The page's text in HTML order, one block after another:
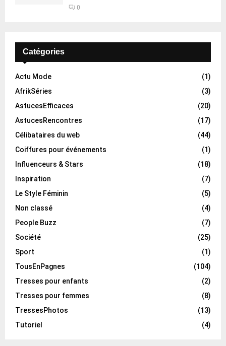
0
Catégories
Actu Mode
(1)
AfrikSéries
(3)
AstucesEfficaces
(20)
AstucesRencontres
(17)
Célibataires du web
(44)
Coiffures pour événements
(1)
Influenceurs & Stars
(18)
Inspiration
(7)
Le Style Féminin
(5)
Non classé
(4)
People Buzz
(7)
Société
(25)
Sport
(1)
TousEnPagnes
(104)
Tresses pour enfants
(2)
Tresses pour femmes
(8)
TressesPhotos
(13)
Tutoriel
(4)